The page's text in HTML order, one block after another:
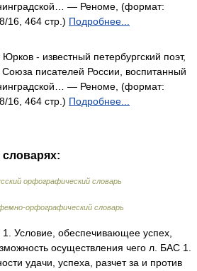
— Реноме, (формат:
16, 464 стр.) Подробнее...
- известный петербургский поэт,
Союза писа­телей России, воспитанный
— Реноме, (формат:
16, 464 стр.) Подробнее...
словарях:
орфографический словарь
орфографический словарь
Условие, обеспечивающее успех,
осуществления чего л. БАС 1.
удачи, успеха, разчет за и против